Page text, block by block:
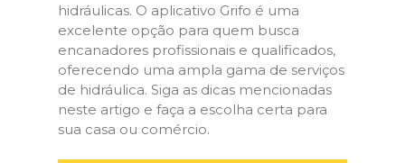
hidráulicas. O aplicativo Grifo é uma
excelente opção para quem busca
encanadores profissionais e qualificados,
oferecendo uma ampla gama de serviços
de hidráulica. Siga as dicas mencionadas
neste artigo e faça a escolha certa para
sua casa ou comércio.